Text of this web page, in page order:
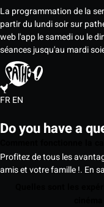
La programmation de la
partir du lundi soir sur
web l'app le samedi ou le
séances jusqu'au mardi
FREN
Do you have a
Profitez de tous les
amis et votre famille !. En